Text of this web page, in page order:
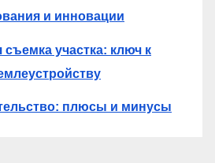
и инновации
участка: ключ к
плюсы и минусы